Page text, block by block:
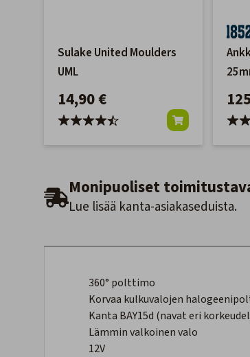
Sulake United Moulders
UML
14,90 €
Monipuoliset
Lue lisää kanta-asiakaseduista.
360° polttimo
Korvaa kulkuvalojen
Kanta BAY15d (navat eri
Lämmin valkoinen valo
12V